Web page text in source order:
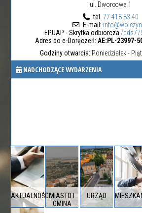
ul. Dworcowa 1
tel.
77 418 83 40
E-mail:
EPUAP - Skrytka odbiorcza /
Adres do e-Doręczeń: AE:PL-23997-
Godziny otwarcia: Poniedziałek -
NADCHODZĄCE WYDARZENIA
AKTUALNOŚCIMIASTO I
GMINA
URZĄD